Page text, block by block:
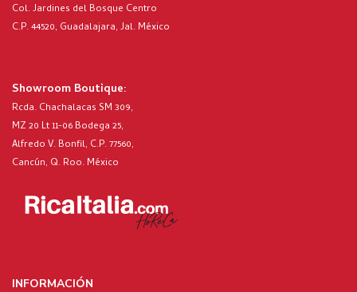
Col. Jardines del Bosque Centro
C.P. 44520, Guadalajara, Jal. México
Showroom Boutique:
Rcda. Chachalacas SM 309,
MZ 20 Lt 11-06 Bodega 25,
Alfredo V. Bonfil, C.P. 77560,
Cancún, Q. Roo. México
INFORMACIÓN